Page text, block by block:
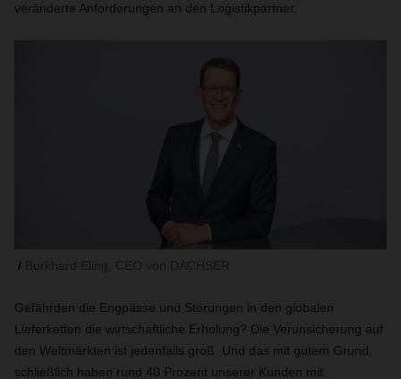
veränderte Anforderungen an den Logistikpartner.
Gefährden die Engpässe und Störungen in den globalen
Lieferketten die wirtschaftliche Erholung? Die Verunsicherung auf
den Weltmärkten ist jedenfalls groß. Und das mit gutem Grund,
schließlich haben rund 40 Prozent unserer Kunden mit